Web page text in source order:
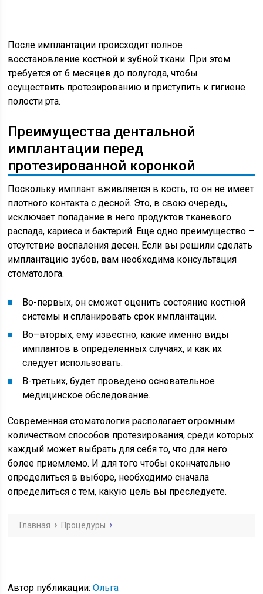
После имплантации происходит полное
восстановление костной и зубной ткани. При этом
требуется от 6 месяцев до полугода, чтобы
осуществить протезированию и приступить к гигиене
полости рта.
Преимущества дентальной
имплантации перед
протезированной коронкой
Поскольку имплант вживляется в кость, то он не имеет
плотного контакта с десной. Это, в свою очередь,
исключает попадание в него продуктов тканевого
распада, кариеса и бактерий. Еще одно преимущество –
отсутствие воспаления десен. Если вы решили сделать
имплантацию зубов, вам необходима консультация
стоматолога.
Во-первых, он сможет оценить состояние костной
системы и спланировать срок имплантации.
Во–вторых, ему известно, какие именно виды
имплантов в определенных случаях, и как их
следует использовать.
В-третьих, будет проведено основательное
медицинское обследование.
Современная стоматология располагает огромным
количеством способов протезирования, среди которых
каждый может выбрать для себя то, что для него
более приемлемо. И для того чтобы окончательно
определиться в выборе, необходимо сначала
определиться с тем, какую цель вы преследуете.
Главная Процедуры
Автор публикации:Ольга